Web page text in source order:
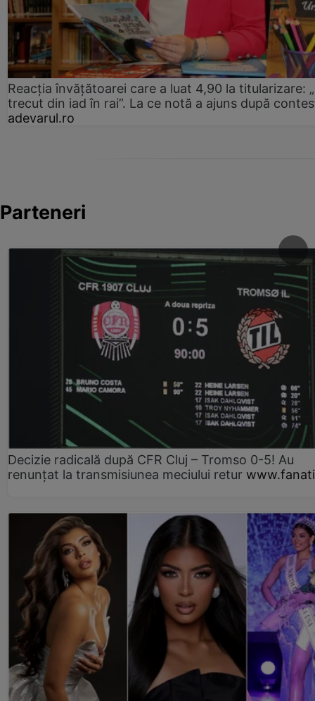
Reacția învățătoarei care a luat 4,90 la titularizare:
trecut din iad în rai”. La ce notă a ajuns după
adevarul.ro
Parteneri
Decizie radicală după CFR Cluj – Tromso 0-5! Au
renunțat la transmisiunea meciului retur